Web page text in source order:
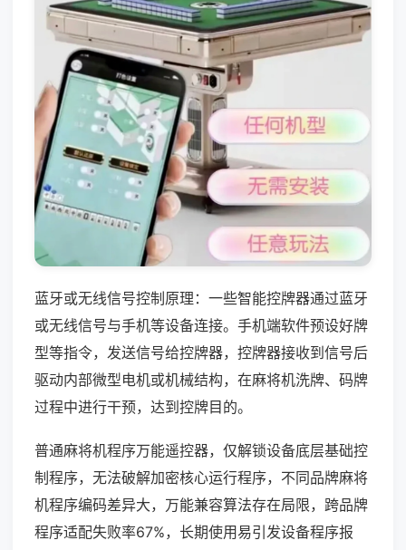
蓝牙或无线信号控制原理：一些智能控牌器通过蓝牙
或无线信号与手机等设备连接。手机端软件预设好牌
型等指令，发送信号给控牌器，控牌器接收到信号后
驱动内部微型电机或机械结构，在麻将机洗牌、码牌
过程中进行干预，达到控牌目的。
普通麻将机程序万能遥控器，仅解锁设备底层基础控
制程序，无法破解加密核心运行程序，不同品牌麻将
机程序编码差异大，万能兼容算法存在局限，跨品牌
程序适配失败率67%，长期使用易引发设备程序报